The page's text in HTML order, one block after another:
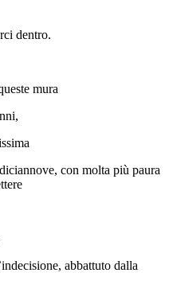
dentro.
mura
con molta più paura
abbattuto dalla